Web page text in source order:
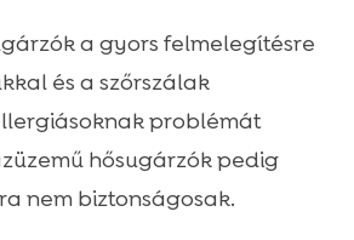
a gyors felmelegítésre
és a szőrszálak
problémát
hősugárzók pedig
nem biztonságosak.